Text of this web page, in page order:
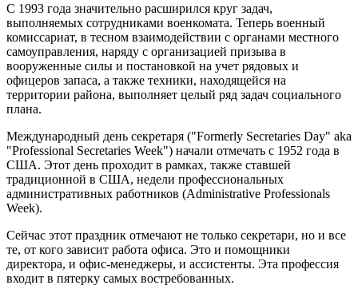
С 1993 года значительно расширился круг задач,
выполняемых сотрудниками военкомата. Теперь военный
комиссариат, в тесном взаимодействии с органами местного
самоуправления, наряду с организацией призыва в
вооруженные силы и постановкой на учет рядовых и
офицеров запаса, а также техники, находящейся на
территории района, выполняет целый ряд задач социального
плана.
Международный день секретаря ("Formerly Secretaries Day" aka
"Professional Secretaries Week") начали отмечать с 1952 года в
США. Этот день проходит в рамках, также ставшей
традиционной в США, недели профессиональных
административных работников (Administrative Professionals
Week).
Cейчас этот праздник отмечают не только секретари, но и все
те, от кого зависит работа офиса. Это и помощники
директора, и офис-менеджеры, и ассистенты. Эта профессия
входит в пятерку самых востребованных.